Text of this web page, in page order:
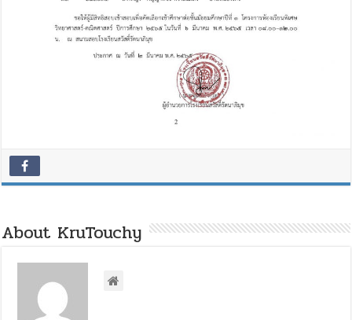
About KruTouchy